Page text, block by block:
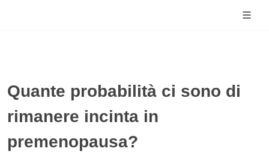
Quante probabilità ci sono di
rimanere incinta in
premenopausa?